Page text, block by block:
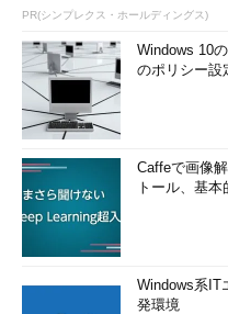
PR(シンプレクス・ホールディングス)
Windows 10
のポリシー設
Caffeで画像
トール、基
Windows系IT
発環境